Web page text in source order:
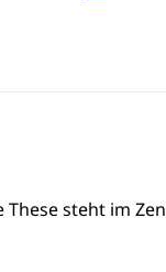
steht im